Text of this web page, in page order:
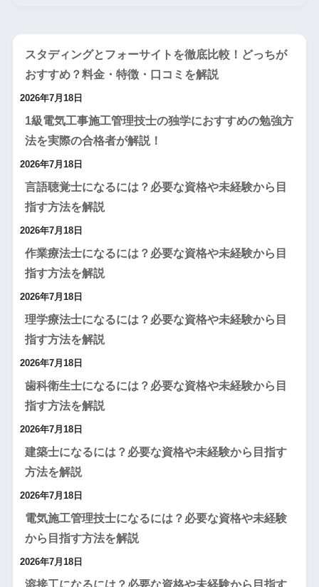
スタディングとフォーサイトを徹底比較！どっちが
おすすめ？料金・特徴・口コミを解説
2026年7月18日
1級電気工事施工管理技士の独学におすすめの勉強方
法を実際の合格者が解説！
2026年7月18日
言語聴覚士になるには？必要な資格や未経験から目
指す方法を解説
2026年7月18日
作業療法士になるには？必要な資格や未経験から目
指す方法を解説
2026年7月18日
理学療法士になるには？必要な資格や未経験から目
指す方法を解説
2026年7月18日
歯科衛生士になるには？必要な資格や未経験から目
指す方法を解説
2026年7月18日
建築士になるには？必要な資格や未経験から目指す
方法を解説
2026年7月18日
電気施工管理技士になるには？必要な資格や未経験
から目指す方法を解説
2026年7月18日
溶接工になるには？必要な資格や未経験から目指す